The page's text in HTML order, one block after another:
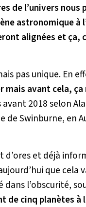
de l’univers
astronomique à
alignées et ça,
pas unique. En
mais avant cela,
avant 2018 selon
de Swinburne, en
d’ores et déjà
que cela
dans l’obscurité,
de cinq planètes